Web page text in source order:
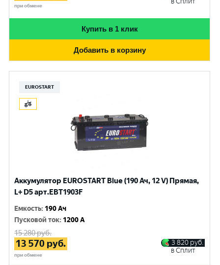
при обмене
Купить в 1 клик
Добавить в корзину
EUROSTART
Аккумулятор EUROSTART Blue (190 Ач, 12 V) Прямая,
L+ D5 арт.EBT1903F
Емкость: 190 Ач
Пусковой ток: 1200 A
15 280руб.
13 570 руб.
при обмене
3 820 руб.
в Сплит